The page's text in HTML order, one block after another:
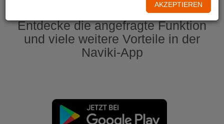
Entdecke die angefragte Funktion
und viele weitere Vorteile in der
Naviki-App
AKZEPTIEREN